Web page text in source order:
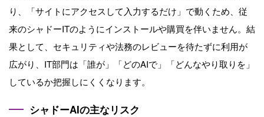
り、「サイトにアクセスして入力するだけ」で動くため、従
来のシャドーITのようにインストールや購買を伴いません。結
果として、セキュリティや法務のレビューを待たずに利用が
広がり、IT部門は「誰が」「どのAIで」「どんなやり取りを」
しているか把握しにくくなります。
シャドーAIの主なリスク